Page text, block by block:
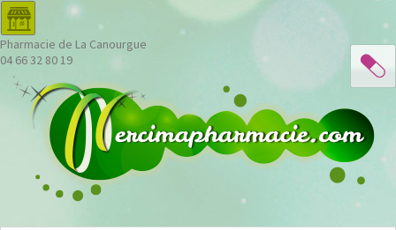
Pharmacie de La Canourgue
04 66 32 80 19